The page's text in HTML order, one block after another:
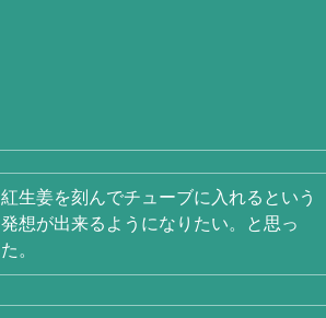
紅生姜を刻んでチューブに入れるという
発想が出来るようになりたい。と思っ
た。